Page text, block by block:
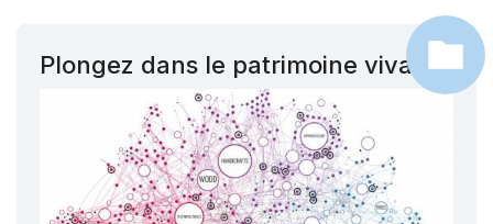
Plongez dans le patrimoine vivant !